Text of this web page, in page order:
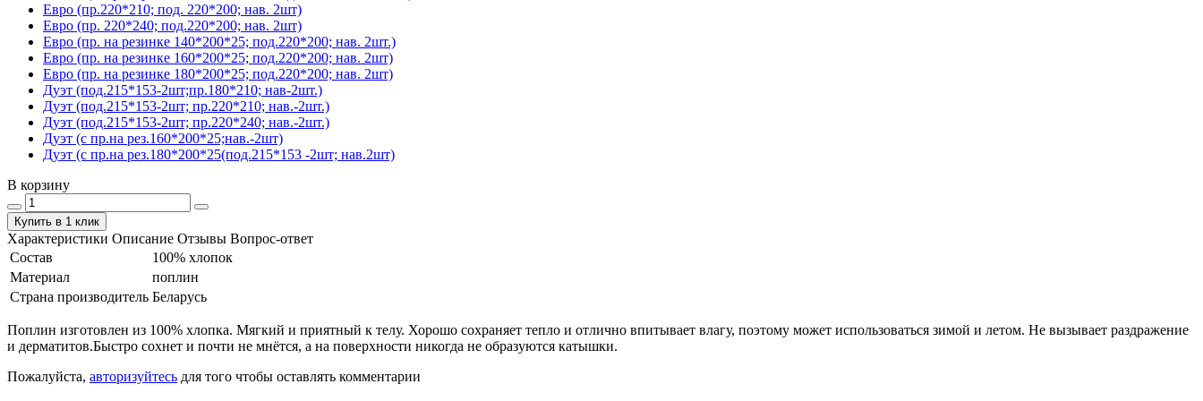
Евро (пр.220*210; под. 220*200; нав. 2шт)
Евро (пр. 220*240; под.220*200; нав. 2шт)
Евро (пр. на резинке 140*200*25; под.220*200; нав. 2шт.)
Евро (пр. на резинке 160*200*25; под.220*200; нав. 2шт)
Евро (пр. на резинке 180*200*25; под.220*200; нав. 2шт)
Дуэт (под.215*153-2шт;пр.180*210; нав-2шт.)
Дуэт (под.215*153-2шт; пр.220*210; нав.-2шт.)
Дуэт (под.215*153-2шт; пр.220*240; нав.-2шт.)
Дуэт (с пр.на рез.160*200*25;нав.-2шт)
Дуэт (с пр.на рез.180*200*25(под.215*153 -2шт; нав.2шт)
В корзину
Купить в 1 клик
Характеристики Описание Отзывы Вопрос-ответ
Состав
100% хлопок
Материал
поплин
Страна производитель Беларусь
Поплин изготовлен из 100% хлопка. Мягкий и приятный к телу. Хорошо сохраняет тепло и отлично впитывает влагу, поэтому может использоваться зимой и летом. Не вызывает раздражение
и дерматитов.Быстро сохнет и почти не мнётся, а на поверхности никогда не образуются катышки.
Пожалуйста, авторизуйтесь для того чтобы оставлять комментарии